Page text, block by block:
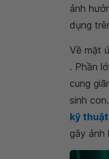
ảnh
dụng
Về mặt
. Phần
cung
sinh
kỹ
gây ảnh